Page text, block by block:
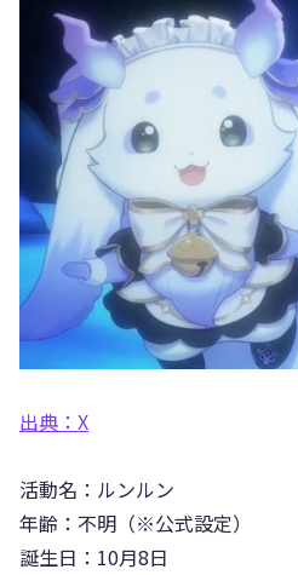
出典：X
活動名：ルンルン
年齢：不明（※公式設定）
誕生日：10月8日